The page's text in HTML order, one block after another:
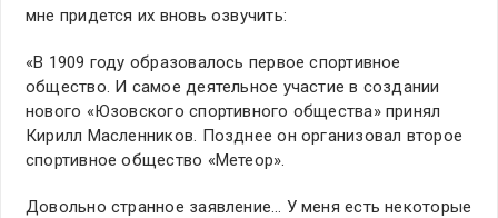
мне придется их вновь озвучить:
«В 1909 году образовалось первое спортивное
общество. И самое деятельное участие в создании
нового «Юзовского спортивного общества» принял
Кирилл Масленников. Позднее он организовал второе
спортивное общество «Метеор».
Довольно странное заявление… У меня есть некоторые